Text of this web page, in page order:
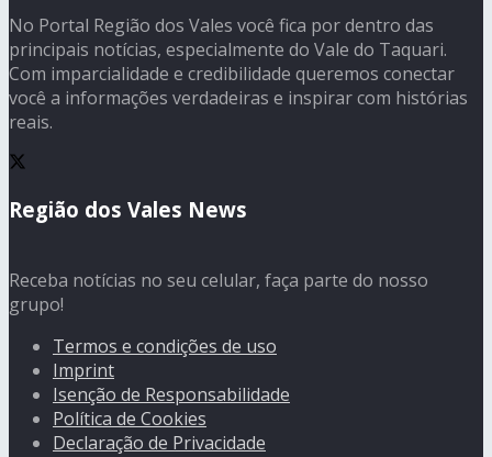
No Portal Região dos Vales você fica por dentro das
principais notícias, especialmente do Vale do Taquari.
Com imparcialidade e credibilidade queremos conectar
você a informações verdadeiras e inspirar com histórias
reais.
Região dos Vales News
Receba notícias no seu celular, faça parte do nosso
grupo!
Termos e condições de uso
Imprint
Isenção de Responsabilidade
Política de Cookies
Declaração de Privacidade